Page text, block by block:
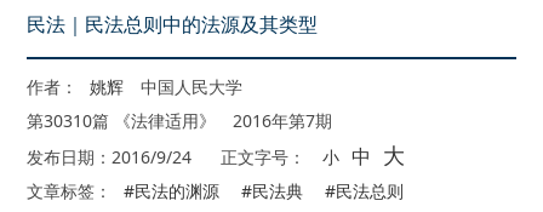
民法｜民法总则中的法源及其类型
作者： 姚辉 中国人民大学
第30310篇 《法律适用》 2016年第7期
发布日期：2016/9/24
正文字号： 小 中 大
文章标签： #民法的渊源 #民法典 #民法总则